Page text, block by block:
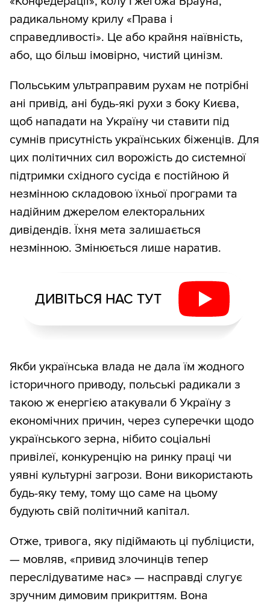
радикальному крилу «Права і
справедливості». Це або крайня наївність,
або, що більш імовірно, чистий цинізм.
Польським ультраправим рухам не потрібні
ані привід, ані будь-які рухи з боку Києва,
щоб нападати на Україну чи ставити під
сумнів присутність українських біженців. Для
цих політичних сил ворожість до системної
підтримки східного сусіда є постійною й
незмінною складовою їхньої програми та
надійним джерелом електоральних
дивідендів. Їхня мета залишається
незмінною. Змінюється лише наратив.
ДИВІТЬСЯ НАС ТУТ
Якби українська влада не дала їм жодного
історичного приводу, польські радикали з
такою ж енергією атакували б Україну з
економічних причин, через суперечки щодо
українського зерна, нібито соціальні
привілеї, конкуренцію на ринку праці чи
уявні культурні загрози. Вони використають
будь-яку тему, тому що саме на цьому
будують свій політичний капітал.
Отже, тривога, яку підіймають ці публіцисти,
— мовляв, «привид злочинців тепер
переслідуватиме нас» — насправді слугує
зручним димовим прикриттям. Вона